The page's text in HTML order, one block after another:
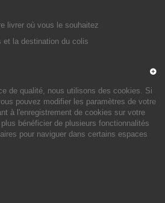
livrer où vous le souhaitez
et la destination du colis
de qualité, nous utilisons des cookies. Si
pouvez modifier les paramètres de votre
à l'enregistrement de cookies sur votre
bénéficier de plusieurs fonctionnalités
pour naviguer dans certains espaces